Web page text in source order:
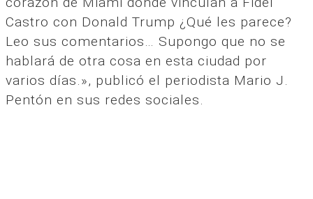
Castro con Donald Trump ¿Qué les parece?
Leo sus comentarios… Supongo que no se
hablará de otra cosa en esta ciudad por
varios días.», publicó el periodista Mario J.
Pentón en sus redes sociales.